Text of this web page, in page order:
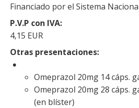
Financiado por el Sistema
P.V.P con IVA
4,15 EUR
Otras presentaciones
Omeprazol 20mg 14 cáps.
Omeprazol 20mg 28 cáps.
(en blíster)